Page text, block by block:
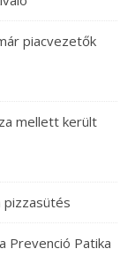
piacvezetők
mellett került
Prevenció Patika